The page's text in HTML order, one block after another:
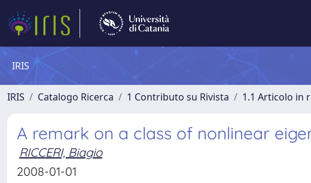
IRIS
IRIS Catalogo Ricerca 1 Contributo su Rivista 1.1 Articolo in
A remark on a class of nonlinear
RICCERI, Biagio
2008-01-01